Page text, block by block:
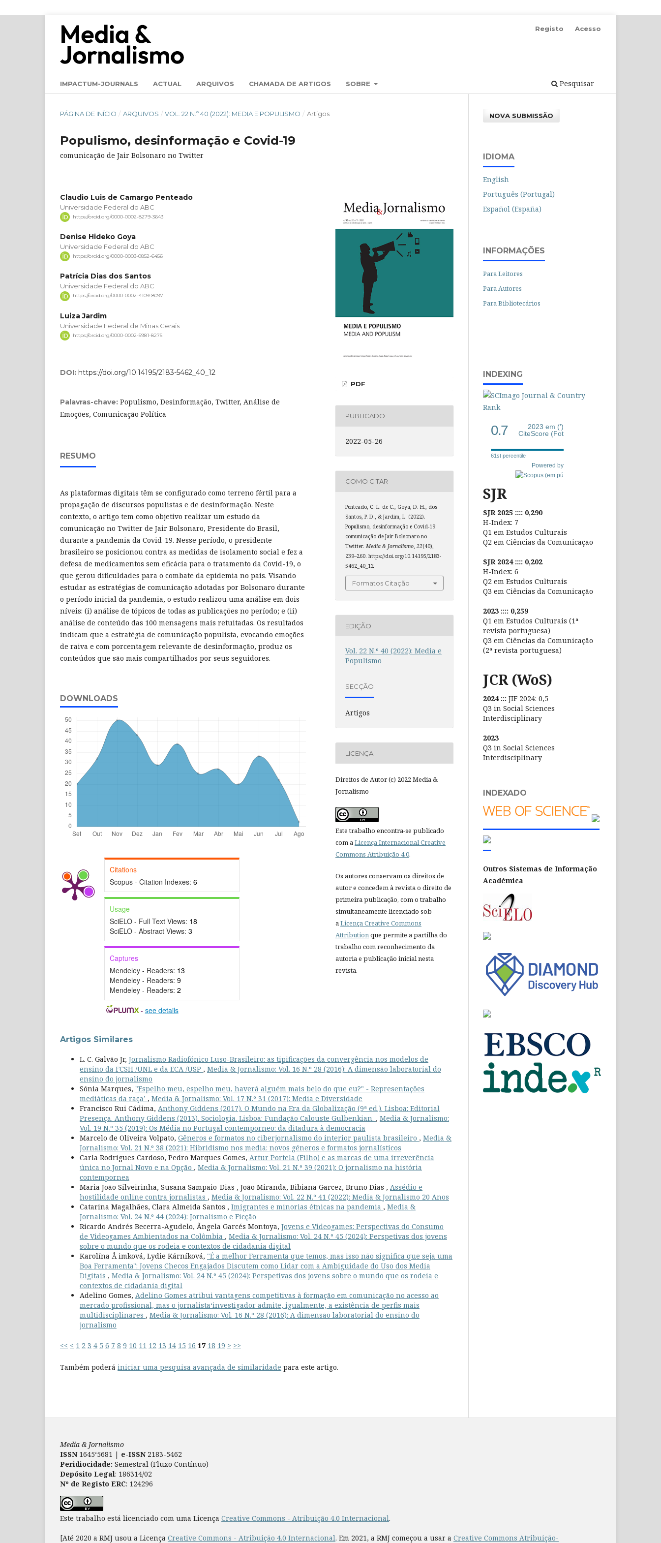
IMPACTUM-JOURNALS ACTUAL ARQUIVOS CHAMADA DE ARTIGOS SOBRE Pesquisar
Registo Acesso
PÁGINA DE INÍCIO / ARQUIVOS / VOL. 22 N.º 40 (2022): MEDIA E POPULISMO / Artigos
Populismo, desinformação e Covid-19
comunicação de Jair Bolsonaro no Twitter
Claudio Luis de Camargo Penteado
Universidade Federal do ABC
https://orcid.org/0000-0002-8279-3643
Denise Hideko Goya
Universidade Federal do ABC
https://orcid.org/0000-0003-0852-6456
Patrícia Dias dos Santos
Universidade Federal do ABC
https://orcid.org/0000-0002-4109-8097
Luiza Jardim
Universidade Federal de Minas Gerais
https://orcid.org/0000-0002-5981-8275
DOI: https://doi.org/10.14195/2183-5462_40_12
Palavras-chave: Populismo, Desinformação, Twitter, Análise de
Emoções, Comunicação Política
RESUMO
As plataformas digitais têm se configurado como terreno fértil para a
propagação de discursos populistas e de desinformação. Neste
contexto, o artigo tem como objetivo realizar um estudo da
comunicação no Twitter de Jair Bolsonaro, Presidente do Brasil,
durante a pandemia da Covid-19. Nesse período, o presidente
brasileiro se posicionou contra as medidas de isolamento social e fez a
defesa de medicamentos sem eficácia para o tratamento da Covid-19, o
que gerou dificuldades para o combate da epidemia no país. Visando
estudar as estratégias de comunicação adotadas por Bolsonaro durante
o período inicial da pandemia, o estudo realizou uma análise em dois
níveis: (i) análise de tópicos de todas as publicações no período; e (ii)
análise de conteúdo das 100 mensagens mais retuitadas. Os resultados
indicam que a estratégia de comunicação populista, evocando emoções
de raiva e com porcentagem relevante de desinformação, produz os
conteúdos que são mais compartilhados por seus seguidores.
DOWNLOADS
Citations
Scopus - Citation Indexes: 6
Usage
SciELO - Full Text Views: 18
SciELO - Abstract Views: 3
Captures
Mendeley - Readers: 13
Mendeley - Readers: 9
Mendeley - Readers: 2
- see details
PDF
PUBLICADO
2022-05-26
COMO CITAR
Penteado, C. L. de C., Goya, D. H., dos
Santos, P. D., & Jardim, L. (2022).
Populismo, desinformação e Covid-19:
comunicação de Jair Bolsonaro no
Twitter. Media & Jornalismo ,22(40),
239–260. https://doi.org/10.14195/2183-
5462_40_12
Formatos Citação
EDIÇÃO
Vol. 22 N.º 40 (2022): Media e
Populismo
SECÇÃO
Artigos
LICENÇA
Direitos de Autor (c) 2022 Media &
Jornalismo
Este trabalho encontra-se publicado
com aLicença Internacional Creative
Commons Atribuição 4.0.
Os autores conservam os direitos de
autor e concedem à revista o direito de
primeira publicação, com o trabalho
simultaneamente licenciado sob
aLicença Creative Commons
Attributionque permite a partilha do
trabalho com reconhecimento da
autoria e publicação inicial nesta
revista.
Artigos Similares
L. C. Galvão Jr, Jornalismo Radiofónico Luso-Brasileiro: as tipificações da convergência nos modelos de
ensino da FCSH /UNL e da ECA /USP , Media & Jornalismo: Vol. 16 N.º 28 (2016): A dimensão laboratorial do
ensino do jornalismo
Sónia Marques, "Espelho meu, espelho meu, haverá alguém mais belo do que eu?" - Representações
mediáticas da raça’ , Media & Jornalismo: Vol. 17 N.º 31 (2017): Media e Diversidade
Francisco Rui Cádima, Anthony Giddens (2017). O Mundo na Era da Globalização (9ª ed.). Lisboa: Editorial
Presença. Anthony Giddens (2013). Sociologia. Lisboa: Fundação Calouste Gulbenkian. , Media & Jornalismo:
Vol. 19 N.º 35 (2019): Os Média no Portugal contemporneo: da ditadura à democracia
Marcelo de Oliveira Volpato, Gêneros e formatos no ciberjornalismo do interior paulista brasileiro , Media &
Jornalismo: Vol. 21 N.º 38 (2021): Hibridismo nos media: novos géneros e formatos jornalísticos
Carla Rodrigues Cardoso, Pedro Marques Gomes, Artur Portela (Filho) e as marcas de uma irreverência
única no Jornal Novo e na Opção , Media & Jornalismo: Vol. 21 N.º 39 (2021): O jornalismo na história
contempornea
Maria João Silveirinha, Susana Sampaio-Dias , João Miranda, Bibiana Garcez, Bruno Dias , Assédio e
hostilidade online contra jornalistas , Media & Jornalismo: Vol. 22 N.º 41 (2022): Media & Jornalismo 20 Anos
Catarina Magalhães, Clara Almeida Santos , Imigrantes e minorias étnicas na pandemia , Media &
Jornalismo: Vol. 24 N.º 44 (2024): Jornalismo e Ficção
Ricardo Andrés Becerra-Agudelo, Ãngela Garcés Montoya, Jovens e Videogames: Perspectivas do Consumo
de Videogames Ambientados na Colômbia , Media & Jornalismo: Vol. 24 N.º 45 (2024): Perspetivas dos jovens
sobre o mundo que os rodeia e contextos de cidadania digital
Karolína Å imková, Lydie Kárníková, "É a melhor Ferramenta que temos, mas isso não significa que seja uma
Boa Ferramenta": Jovens Checos Engajados Discutem como Lidar com a Ambiguidade do Uso dos Media
Digitais , Media & Jornalismo: Vol. 24 N.º 45 (2024): Perspetivas dos jovens sobre o mundo que os rodeia e
contextos de cidadania digital
Adelino Gomes, Adelino Gomes atribui vantagens competitivas à formação em comunicação no acesso ao
mercado profissional, mas o jornalista‘investigador admite, igualmente, a existência de perfis mais
multidisciplinares , Media & Jornalismo: Vol. 16 N.º 28 (2016): A dimensão laboratorial do ensino do
jornalismo
<< < 1 2 3 4 5 6 7 8 9 10 11 12 13 14 15 16 17 18 19 > >>
Também poderá iniciar uma pesquisa avançada de similaridade para este artigo.
NOVA SUBMISSÃO
IDIOMA
English
Português (Portugal)
Español (España)
INFORMAÇÕES
Para Leitores
Para Autores
Para Bibliotecários
INDEXING
0.7
2023 em (')
CiteScore (Fot
61st percentile
Powered by
SJR
SJR 2025 :::: 0,290
H-Index: 7
Q1 em Estudos Culturais
Q2 em Ciências da Comunicação
SJR 2024 :::: 0,202
H-Index: 6
Q2 em Estudos Culturais
Q3 em Ciências da Comunicação
2023 :::: 0,259
Q1 em Estudos Culturais (1ª
revista portuguesa)
Q3 em Ciências da Comunicação
(2ª revista portuguesa)
JCR (WoS)
2024 ::: JIF 2024: 0,5
Q3 in Social Sciences
Interdisciplinary
2023
Q3 in Social Sciences
Interdisciplinary
INDEXADO
Outros Sistemas de Informação
Académica
Media & Jornalismo
ISSN 1645‘5681 | e-ISSN2183-5462
Peridiocidade: Semestral (Fluxo Contínuo)
Depósito Legal: 186314/02
Nº de Registo ERC: 124296
Este trabalho está licenciado com uma Licença Creative Commons - Atribuição 4.0 Internacional.
[Até 2020 a RMJ usou a Licença Creative Commons - Atribuição 4.0 Internacional. Em 2021, a RMJ começou a usar a Creative Commons Atribuição-